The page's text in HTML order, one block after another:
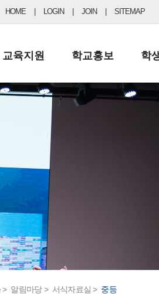
HOME LOGIN JOIN SITEMAP
교육지원
행정실
학교운영위원회
학교건축기금
학교홍보
보도자료
학
> 알림마당 > 서식자료실 > 중등